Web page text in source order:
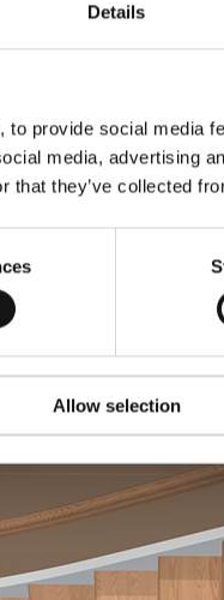
Details
provide social media
media, advertising
that they’ve collected
Allow selection